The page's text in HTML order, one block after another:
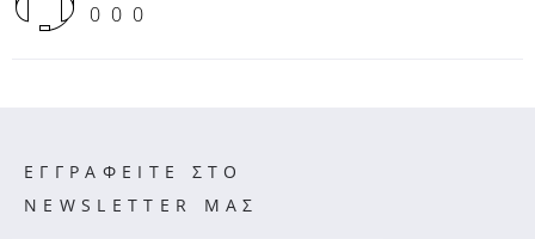
000
ΕΓΓΡΑΦΕΙΤΕ ΣΤΟ
NEWSLETTER ΜΑΣ